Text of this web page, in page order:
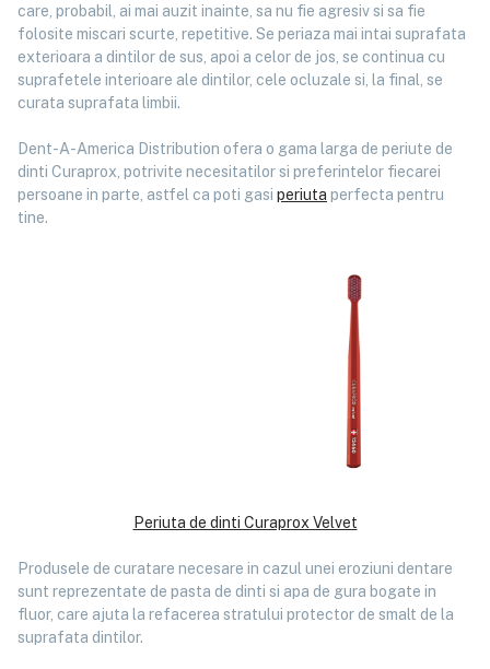
care, probabil, ai mai auzit inainte, sa nu fie agresiv si sa fie
folosite miscari scurte, repetitive. Se periaza mai intai suprafata
exterioara a dintilor de sus, apoi a celor de jos, se continua cu
suprafetele interioare ale dintilor, cele ocluzale si, la final, se
curata suprafata limbii.
Dent-A-America Distribution ofera o gama larga de periute de
dinti Curaprox, potrivite necesitatilor si preferintelor fiecarei
persoane in parte, astfel ca poti gasi periuta perfecta pentru
tine.
Periuta de dinti Curaprox Velvet
Produsele de curatare necesare in cazul unei eroziuni dentare
sunt reprezentate de pasta de dinti si apa de gura bogate in
fluor, care ajuta la refacerea stratului protector de smalt de la
suprafata dintilor.